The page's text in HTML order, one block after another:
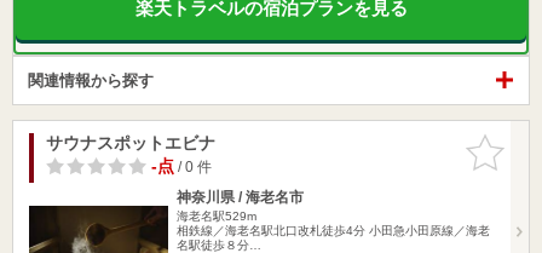
楽天トラベルの宿泊プランを見る
関連情報から探す
お気に入
りに追加
サウナスポットエビナ
-点/ 0 件
神奈川県 / 海老名市
海老名駅529m
相鉄線／海老名駅北口改札徒歩4分 小田急小田原線／海老
名駅徒歩８分…